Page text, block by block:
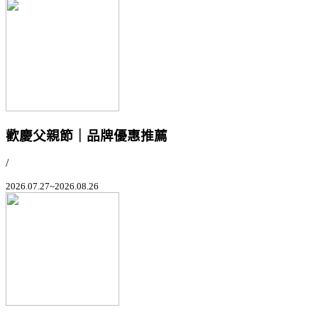
歡慶父親節｜品牌優惠推薦
/
2026.07.27~2026.08.26